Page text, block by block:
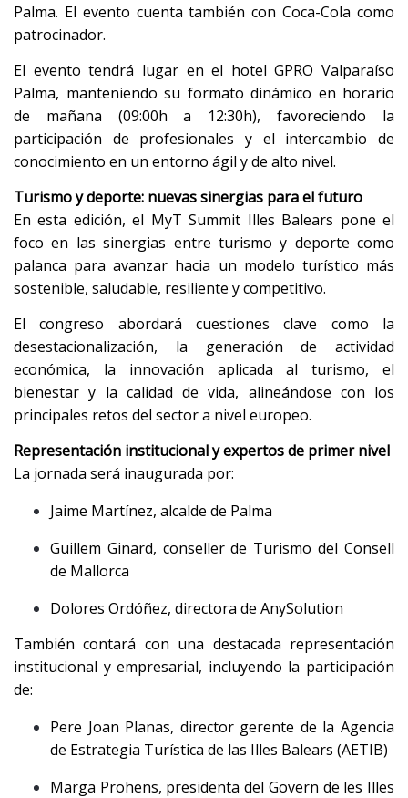
Palma. El evento cuenta también con Coca-Cola como
patrocinador.
El evento tendrá lugar en el hotel GPRO Valparaíso
Palma, manteniendo su formato dinámico en horario
de mañana (09:00h a 12:30h), favoreciendo la
participación de profesionales y el intercambio de
conocimiento en un entorno ágil y de alto nivel.
Turismo y deporte: nuevas sinergias para el futuro
En esta edición, el MyT Summit Illes Balears pone el
foco en las sinergias entre turismo y deporte como
palanca para avanzar hacia un modelo turístico más
sostenible, saludable, resiliente y competitivo.
El congreso abordará cuestiones clave como la
desestacionalización, la generación de actividad
económica, la innovación aplicada al turismo, el
bienestar y la calidad de vida, alineándose con los
principales retos del sector a nivel europeo.
Representación institucional y expertos de primer nivel
La jornada será inaugurada por:
Jaime Martínez, alcalde de Palma
Guillem Ginard, conseller de Turismo del Consell
de Mallorca
Dolores Ordóñez, directora de AnySolution
También contará con una destacada representación
institucional y empresarial, incluyendo la participación
de:
Pere Joan Planas, director gerente de la Agencia
de Estrategia Turística de las Illes Balears (AETIB)
Marga Prohens, presidenta del Govern de les Illes